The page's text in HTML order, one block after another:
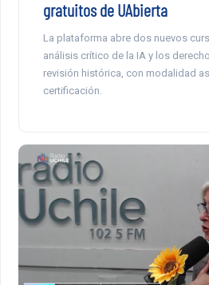
gratuitos de UAbierta
La plataforma abre dos nuevos
análisis crítico de la IA y los
revisión histórica, con modalidad
certificación.